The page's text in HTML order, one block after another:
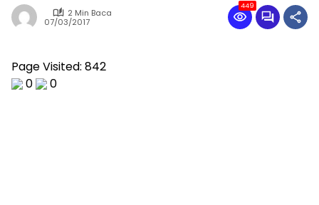
2 Min Baca
07/03/2017
449
Page Visited: 842
0
0